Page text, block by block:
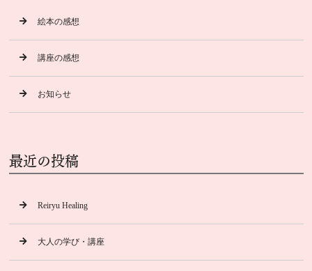
絵本の感想
講座の感想
お知らせ
最近の投稿
Reiryu Healing
大人の学び・講座